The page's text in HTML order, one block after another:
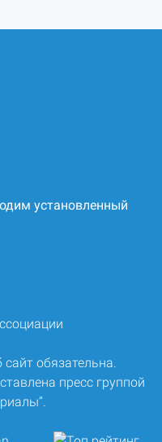
установленный
обязательна.
пресс группой